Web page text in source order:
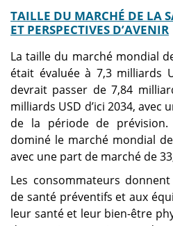
TAILLE DU MARCHÉ DE LA
ET PERSPECTIVES D’AVENIR
La taille du marché mondial
était évaluée à 7,3 milliards
devrait passer de 7,84
milliards USD d’ici 2034, avec
de la période de prévision.
dominé le marché mondial
avec une part de marché de
Les consommateurs
de santé préventifs et aux
leur santé et leur bien-être